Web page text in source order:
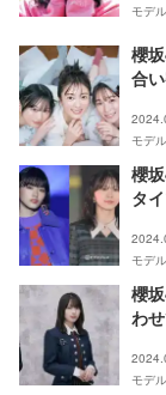
モデ
櫻
合
モデ
櫻
タ
モデ
櫻
わ
モデ